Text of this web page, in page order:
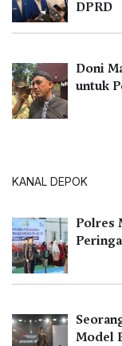
DPRD
Doni
untuk
KANAL DEPOK
Polres
Model